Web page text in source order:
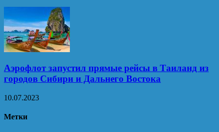
Аэрофлот запустил прямые рейсы в Таиланд из
городов Сибири и Дальнего Востока
10.07.2023
Метки